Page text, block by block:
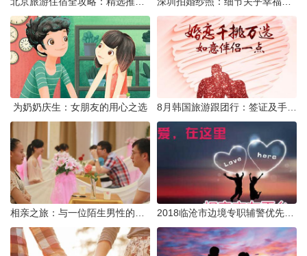
为奶奶庆生：女朋友的用心之选